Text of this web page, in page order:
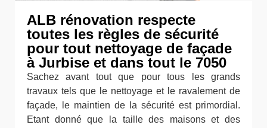
ALB rénovation respecte
toutes les règles de sécurité
pour tout nettoyage de façade
à Jurbise et dans tout le 7050
Sachez avant tout que pour tous les grands
travaux tels que le nettoyage et le ravalement de
façade, le maintien de la sécurité est primordial.
Etant donné que la taille des maisons et des